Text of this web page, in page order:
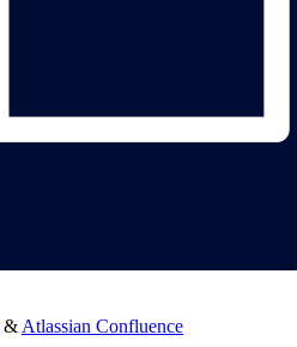
& Atlassian Confluence